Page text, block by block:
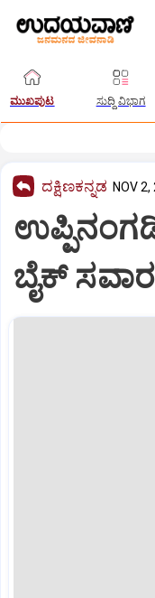
ಮುಖಪುಟ ಸುದ್ದಿ ವಿಭಾಗ
ದಕ್ಷಿಣಕನ್ನಡ NOV
ಬೈಕ್‌